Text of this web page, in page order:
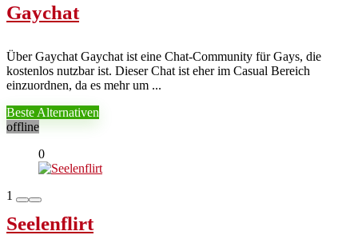
Gaychat
Über Gaychat Gaychat ist eine Chat-Community für Gays, die
kostenlos nutzbar ist. Dieser Chat ist eher im Casual Bereich
einzuordnen, da es mehr um ...
Beste Alternativen
offline
0
1
Seelenflirt